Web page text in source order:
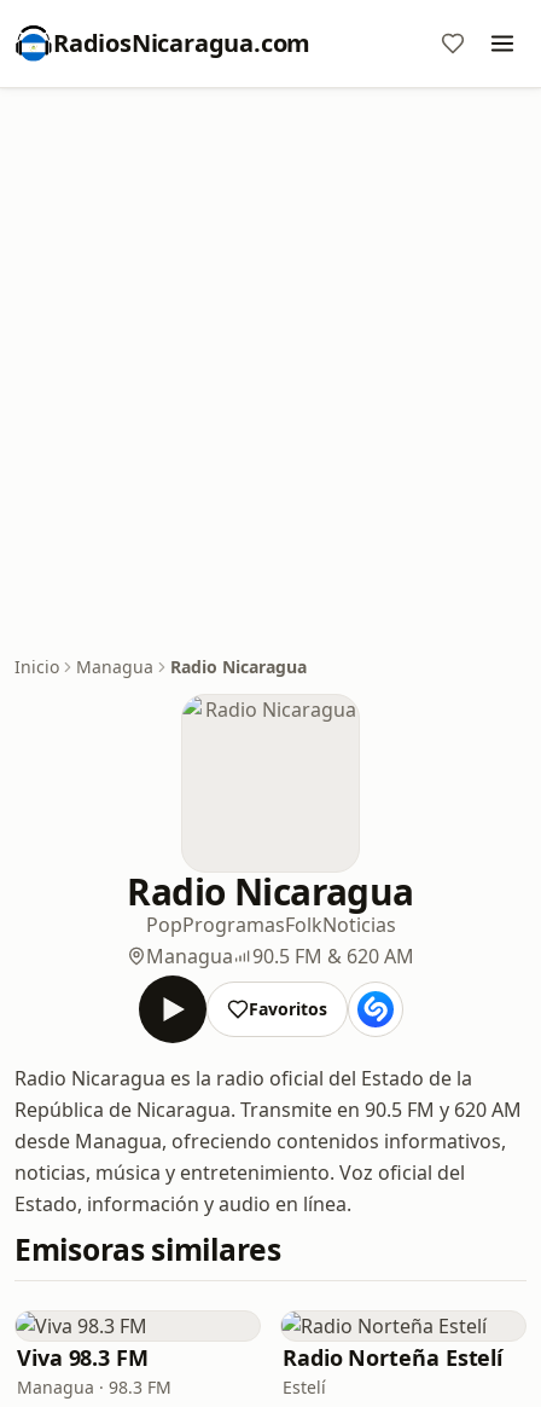
RadiosNicaragua.com
Inicio Managua Radio Nicaragua
Radio Nicaragua
PopProgramasFolkNoticias
Managua
90.5 FM & 620 AM
Favoritos
Radio Nicaragua es la radio oficial del Estado de la
República de Nicaragua. Transmite en 90.5 FM y 620 AM
desde Managua, ofreciendo contenidos informativos,
noticias, música y entretenimiento. Voz oficial del
Estado, información y audio en línea.
Emisoras similares
Viva 98.3 FM
Managua · 98.3 FM
Radio Norteña Estelí
Estelí